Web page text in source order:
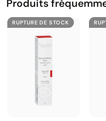
Produits
RUPTURE DE STOCK